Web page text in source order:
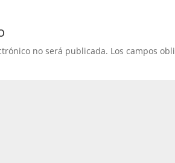
no será publicada. Los campos